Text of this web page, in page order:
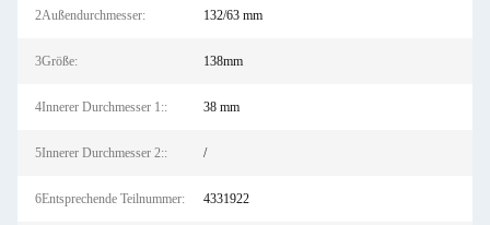
2Außendurchmesser: 132/63 mm
3Größe: 138mm
4Innerer Durchmesser 1:: 38 mm
5Innerer Durchmesser 2:: /
6Entsprechende Teilnummer: 4331922